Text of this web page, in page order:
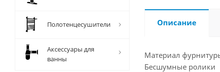
Описание
Материал
Бесшумные ролики
Полотенцесушители
Аксессуары для
ванны